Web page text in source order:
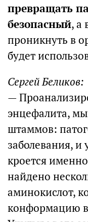
превращать
безопасный, а
проникнуть в
будет
Сергей Беликов:
—
энцефалита,
штаммов:
заболевания, и
кроется
найдено
аминокислот,
конформацию